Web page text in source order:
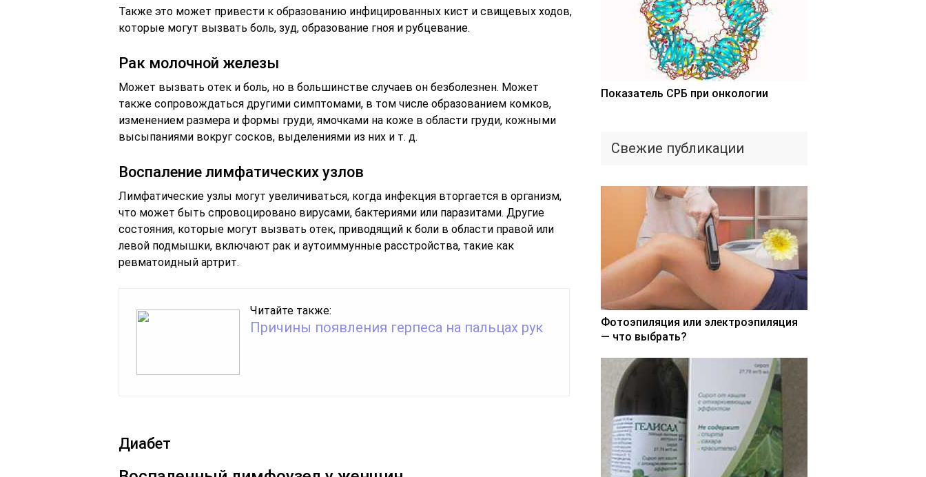
Также это может привести к образованию инфицированных кист и свищевых ходов,
которые могут вызвать боль, зуд, образование гноя и рубцевание.
Рак молочной железы
Может вызвать отек и боль, но в большинстве случаев он безболезнен. Может
также сопровождаться другими симптомами, в том числе образованием комков,
изменением размера и формы груди, ямочками на коже в области груди, кожными
высыпаниями вокруг сосков, выделениями из них и т. д.
Воспаление лимфатических узлов
Лимфатические узлы могут увеличиваться, когда инфекция вторгается в организм,
что может быть спровоцировано вирусами, бактериями или паразитами. Другие
состояния, которые могут вызвать отек, приводящий к боли в области правой или
левой подмышки, включают рак и аутоиммунные расстройства, такие как
ревматоидный артрит.
Читайте также:
Причины появления герпеса на пальцах рук
Диабет
Показатель СРБ при онкологии
Свежие публикации
Фотоэпиляция или электроэпиляция
— что выбрать?